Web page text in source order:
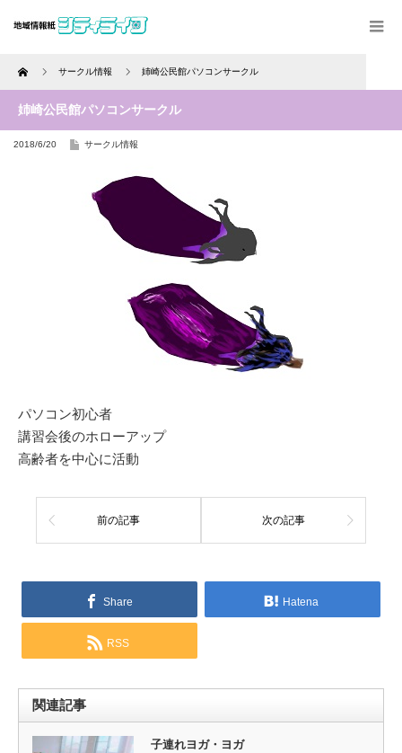
Home サークル情報 姉崎公民館パソコンサークル
姉崎公民館パソコンサークル
2018/6/20 サークル情報
パソコン初心者
講習会後のホローアップ
高齢者を中心に活動
前の記事 次の記事
Share Hatena
RSS
関連記事
子連れヨガ・ヨガ